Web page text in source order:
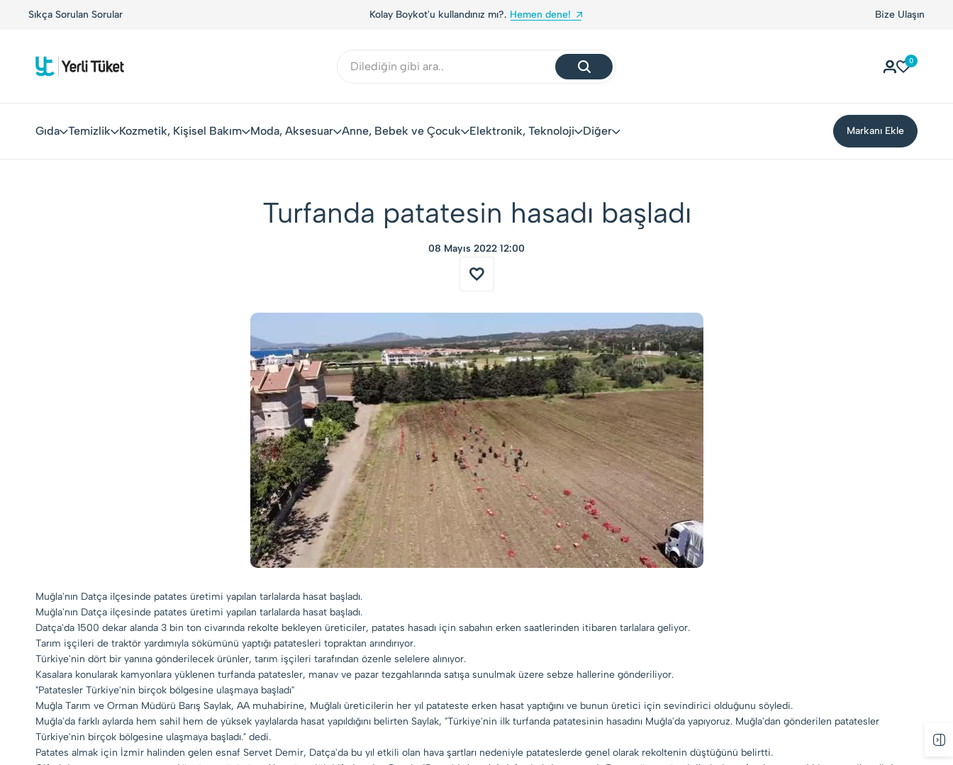
Sıkça Sorulan SorularKolay Boykot'u kullandınız mı?. Yerli Tüketiciler, Yerli Markalarla Buluşuyor! Hemen dene!Bize Ulaşın
0
Gıda Temizlik Kozmetik, Kişisel Bakım Moda, Aksesuar Anne, Bebek ve Çocuk Elektronik, Teknoloji Diğer Markanı Ekle
Turfanda patatesin hasadı başladı
08 Mayıs 2022 12:00
Muğla'nın Datça ilçesinde patates üretimi yapılan tarlalarda hasat başladı.
Muğla'nın Datça ilçesinde patates üretimi yapılan tarlalarda hasat başladı.
Datça'da 1500 dekar alanda 3 bin ton civarında rekolte bekleyen üreticiler, patates hasadı için sabahın erken saatlerinden itibaren tarlalara geliyor.
Tarım işçileri de traktör yardımıyla sökümünü yaptığı patatesleri topraktan arındırıyor.
Türkiye'nin dört bir yanına gönderilecek ürünler, tarım işçileri tarafından özenle selelere alınıyor.
Kasalara konularak kamyonlara yüklenen turfanda patatesler, manav ve pazar tezgahlarında satışa sunulmak üzere sebze hallerine gönderiliyor.
"Patatesler Türkiye'nin birçok bölgesine ulaşmaya başladı"
Muğla Tarım ve Orman Müdürü Barış Saylak, AA muhabirine, Muğlalı üreticilerin her yıl patateste erken hasat yaptığını ve bunun üretici için sevindirici olduğunu söyledi.
Muğla'da farklı aylarda hem sahil hem de yüksek yaylalarda hasat yapıldığını belirten Saylak, "Türkiye'nin ilk turfanda patatesinin hasadını Muğla'da yapıyoruz. Muğla'dan gönderilen patatesler
Türkiye'nin birçok bölgesine ulaşmaya başladı." dedi.
Patates almak için İzmir halinden gelen esnaf Servet Demir, Datça'da bu yıl etkili olan hava şartları nedeniyle patateslerde genel olarak rekoltenin düştüğünü belirtti.